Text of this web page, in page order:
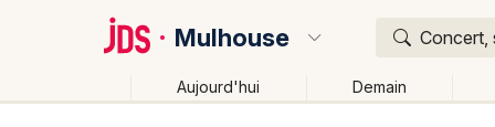
Mulhouse Concert,
Aujourd'hui Demain